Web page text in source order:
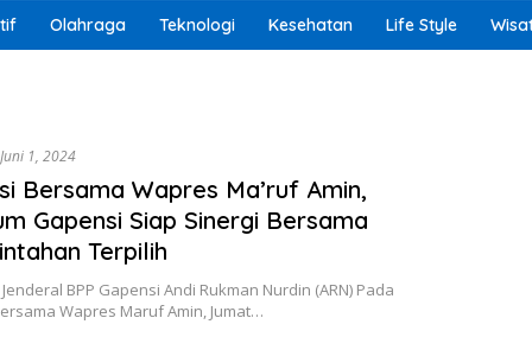
Olahraga Teknologi Kesehatan Life Style
Juni 1, 2024
Bersama Wapres Ma’ruf Amin,
Gapensi Siap Sinergi Bersama
Terpilih
BPP Gapensi Andi Rukman Nurdin (ARN) Pada
Wapres Maruf Amin, Jumat…